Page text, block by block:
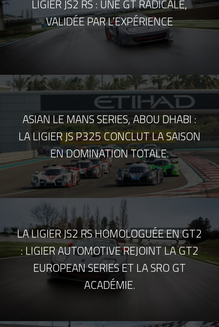
LIGIER JS2 RS : UNE GT RADICALE,
VALIDÉE PAR L’EXPÉRIENCE
ASIAN LE MANS SERIES, ABOU DHABI :
LA LIGIER JS P325 CONCLUT LA SAISON
EN DOMINATION TOTALE.
LA LIGIER JS2 RS HOMOLOGUÉE EN GT2
: LIGIER AUTOMOTIVE REJOINT LA GT2
EUROPEAN SERIES ET LA SRO GT
ACADÉMIE.